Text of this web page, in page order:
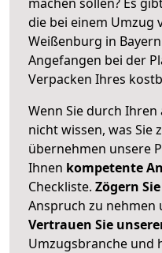
die bei einem Umzug
Weißenburg in
Angefangen bei der
Verpacken Ihres
Wenn Sie durch
nicht wissen, was Sie
übernehmen unsere
Ihnen kompetente
Checkliste. Zögern
Anspruch zu nehmen
Vertrauen Sie
Umzugsbranche und